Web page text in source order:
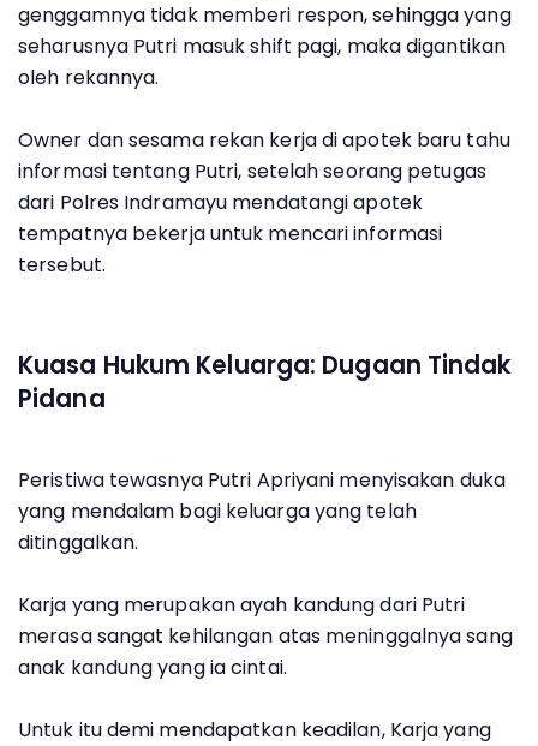
genggamnya tidak memberi respon, sehingga yang
seharusnya Putri masuk shift pagi, maka digantikan
oleh rekannya.
Owner dan sesama rekan kerja di apotek baru tahu
informasi tentang Putri, setelah seorang petugas
dari Polres Indramayu mendatangi apotek
tempatnya bekerja untuk mencari informasi
tersebut.
Kuasa Hukum Keluarga: Dugaan Tindak
Pidana
Peristiwa tewasnya Putri Apriyani menyisakan duka
yang mendalam bagi keluarga yang telah
ditinggalkan.
Karja yang merupakan ayah kandung dari Putri
merasa sangat kehilangan atas meninggalnya sang
anak kandung yang ia cintai.
Untuk itu demi mendapatkan keadilan, Karja yang